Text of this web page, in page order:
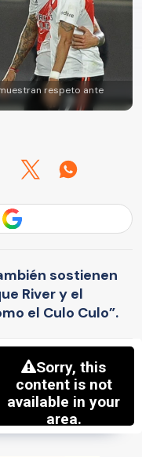
respeto ante
sostienen
River y el
el Culo Culo”.